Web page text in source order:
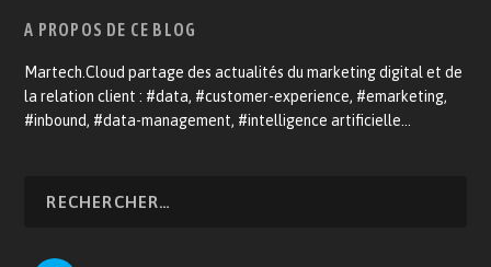
A PROPOS DE CE BLOG
Martech.Cloud partage des actualités du marketing digital et de
la relation client : #data, #customer-experience, #emarketing,
#inbound, #data-management, #intelligence artificielle…